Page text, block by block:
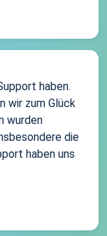
haben.
wir zum Glück
wurden
die
haben uns